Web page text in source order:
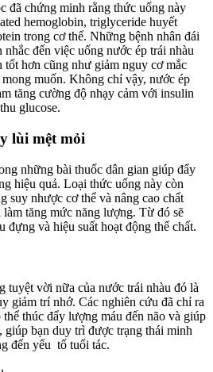
đã chứng minh rằng thức uống này
hemoglobin, triglyceride huyết
trong cơ thể. Những bệnh nhân đái
đến việc uống nước ép trái nhàu
tốt hơn cũng như giảm nguy cơ mắc
muốn. Không chỉ vậy, nước ép
tăng cường độ nhạy cảm với insulin
glucose.
lùi mệt mỏi
những bài thuốc dân gian giúp đẩy
hiệu quả. Loại thức uống này còn
suy nhược cơ thể và nâng cao chất
tăng mức năng lượng. Từ đó sẽ
đựng và hiệu suất hoạt động thể chất.
tuyệt vời nữa của nước trái nhàu đó là
giảm trí nhớ. Các nghiên cứu đã chỉ ra
thúc đẩy lượng máu đến não và giúp
giúp bạn duy trì được trạng thái minh
đến yếu tố tuổi tác.